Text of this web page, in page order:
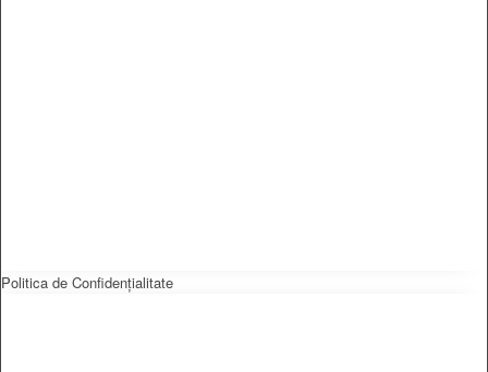
Politica de Confidențialitate